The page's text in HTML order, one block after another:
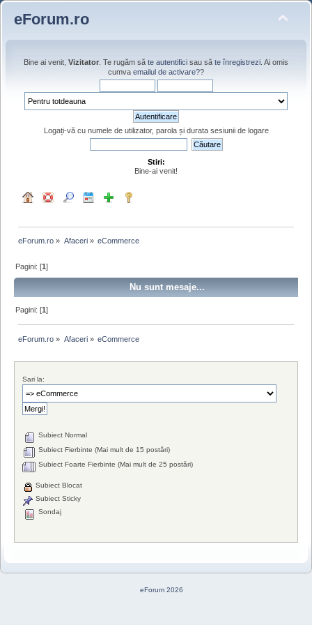
eForum.ro
Bine ai venit, Vizitator . Te rugăm să te autentifici sau să te înregistrezi . Ai omis
cumva emailul de activare??
Logați-vă cu numele de utilizator, parola și durata sesiunii de logare
Stiri:
Bine-ai venit!
eForum.ro » Afaceri» eCommerce
Pagini: [1]
Nu sunt mesaje...
Pagini: [1]
eForum.ro » Afaceri» eCommerce
Sari la:
Subiect Normal
Subiect Fierbinte (Mai mult de 15 postări)
Subiect Foarte Fierbinte (Mai mult de 25 postări)
Subiect Blocat
Subiect Sticky
Sondaj
eForum 2026